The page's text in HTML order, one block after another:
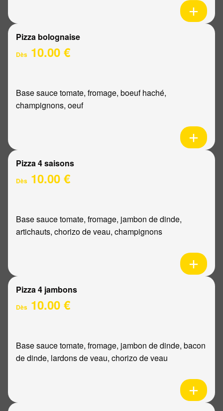
Pizza bolognaise
Dès 10.00 €
Base sauce tomate, fromage, boeuf haché,
champignons, oeuf
Pizza 4 saisons
Dès 10.00 €
Base sauce tomate, fromage, jambon de dinde,
artichauts, chorizo de veau, champignons
Pizza 4 jambons
Dès 10.00 €
Base sauce tomate, fromage, jambon de dinde, bacon
de dinde, lardons de veau, chorizo de veau